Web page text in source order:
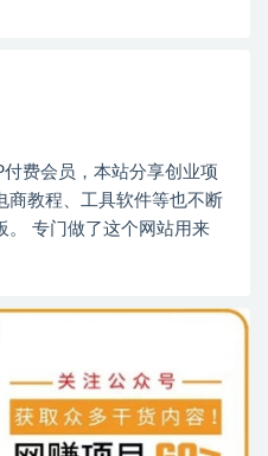
费会员，本站分享创业项
商教程、工具软件等也不断
。 专门做了这个网站用来